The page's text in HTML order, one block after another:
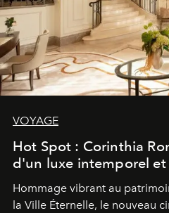
VOYAGE
Hot Spot : Corinthia
d'un luxe intemporel
Hommage vibrant au
la Ville Éternelle, le nouveau